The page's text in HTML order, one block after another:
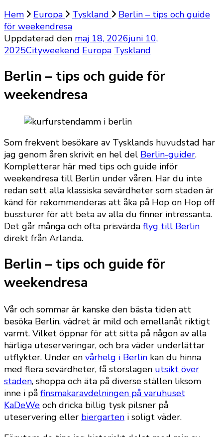
Hem
Europa Tyskland
Berlin – tips och guide
för weekendresa
Uppdaterad den maj 18, 2026juni 10,
2025Cityweekend Europa Tyskland
Berlin – tips och guide för
weekendresa
Som frekvent besökare av Tysklands huvudstad har
jag genom åren skrivit en hel del Berlin-guider.
Kompletterar här med tips och guide inför
weekendresa till Berlin under våren. Har du inte
redan sett alla klassiska sevärdheter som staden är
känd för rekommenderas att åka på Hop on Hop off
bussturer för att beta av alla du finner intressanta.
Det går många och ofta prisvärda flyg till Berlin
direkt från Arlanda.
Berlin – tips och guide för
weekendresa
Vår och sommar är kanske den bästa tiden att
besöka Berlin, vädret är mild och emellanåt riktigt
varmt. Vilket öppnar för att sitta på någon av alla
härliga uteserveringar, och bra väder underlättar
utflykter. Under en vårhelg i Berlin kan du hinna
med flera sevärdheter, få storslagen utsikt över
staden, shoppa och äta på diverse ställen liksom
inne i på finsmakaravdelningen på varuhuset
KaDeWe och dricka billig tysk pilsner på
uteservering eller biergarten i soligt väder.